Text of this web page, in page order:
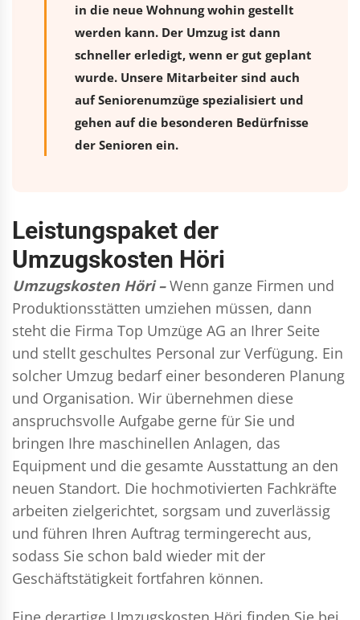
in die neue Wohnung wohin gestellt
werden kann. Der Umzug ist dann
schneller erledigt, wenn er gut geplant
wurde. Unsere Mitarbeiter sind auch
auf Seniorenumzüge spezialisiert und
gehen auf die besonderen Bedürfnisse
der Senioren ein.
Leistungspaket der
Umzugskosten Höri
Umzugskosten Höri – Wenn ganze Firmen und
Produktionsstätten umziehen müssen, dann
steht die Firma Top Umzüge AG an Ihrer Seite
und stellt geschultes Personal zur Verfügung. Ein
solcher Umzug bedarf einer besonderen Planung
und Organisation. Wir übernehmen diese
anspruchsvolle Aufgabe gerne für Sie und
bringen Ihre maschinellen Anlagen, das
Equipment und die gesamte Ausstattung an den
neuen Standort. Die hochmotivierten Fachkräfte
arbeiten zielgerichtet, sorgsam und zuverlässig
und führen Ihren Auftrag termingerecht aus,
sodass Sie schon bald wieder mit der
Geschäftstätigkeit fortfahren können.